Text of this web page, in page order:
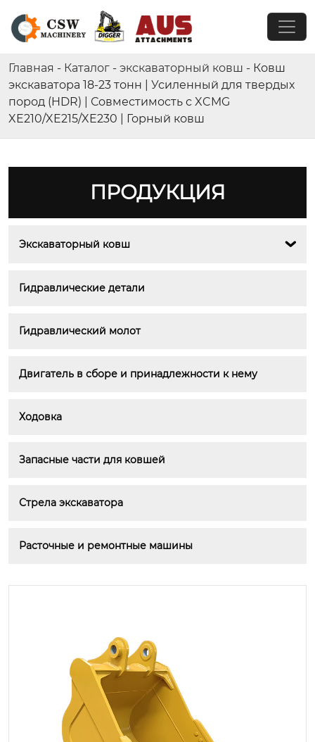
Главная - Каталог - экскаваторный ковш - Ковш
экскаватора 18-23 тонн | Усиленный для твердых
пород (HDR) | Совместимость с XCMG
XE210/XE215/XE230 | Горный ковш
ПРОДУКЦИЯ
Экскаваторный ковш 
Гидравлические детали
Гидравлический молот
Двигатель в сборе и принадлежности к нему
Ходовка
Запасные части для ковшей
Стрела экскаватора
Расточные и ремонтные машины